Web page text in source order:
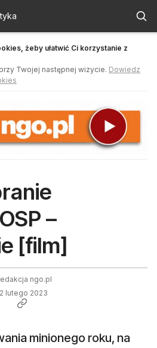
żeby ułatwić Ci korzystanie z
Twojej następnej wizycie. Dowiedz
–
[film]
ngo.pl
2 lutego 2023
minionego roku, na